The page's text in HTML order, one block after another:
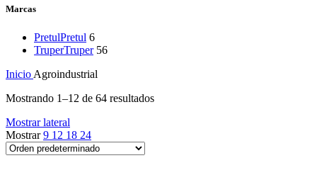
Marcas
PretulPretul 6
TruperTruper 56
Inicio Agroindustrial
Mostrando 1–12 de 64 resultados
Mostrar lateral
Mostrar9 12 18 24